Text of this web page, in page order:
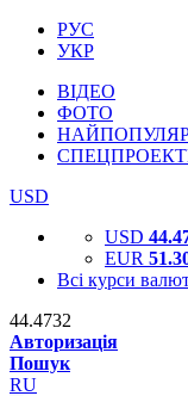
РУС
УКР
ВІДЕО
ФОТО
USD
USD
EUR
Всі курси
44.4732
Авторизація
Пошук
RU